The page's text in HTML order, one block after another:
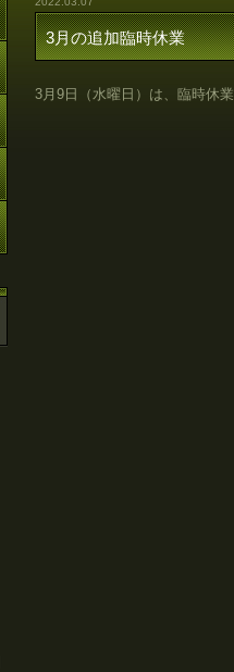
3月の追加臨時休業
3月 9 日（水曜日）は、臨時休